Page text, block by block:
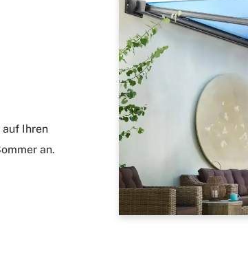
Ihren
an.